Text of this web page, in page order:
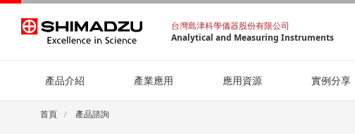
台灣島津科學儀器股份有限公司
Analytical and Measuring Instruments
產品介紹 產業應用 應用資源 實例分享
首頁 產品諮詢